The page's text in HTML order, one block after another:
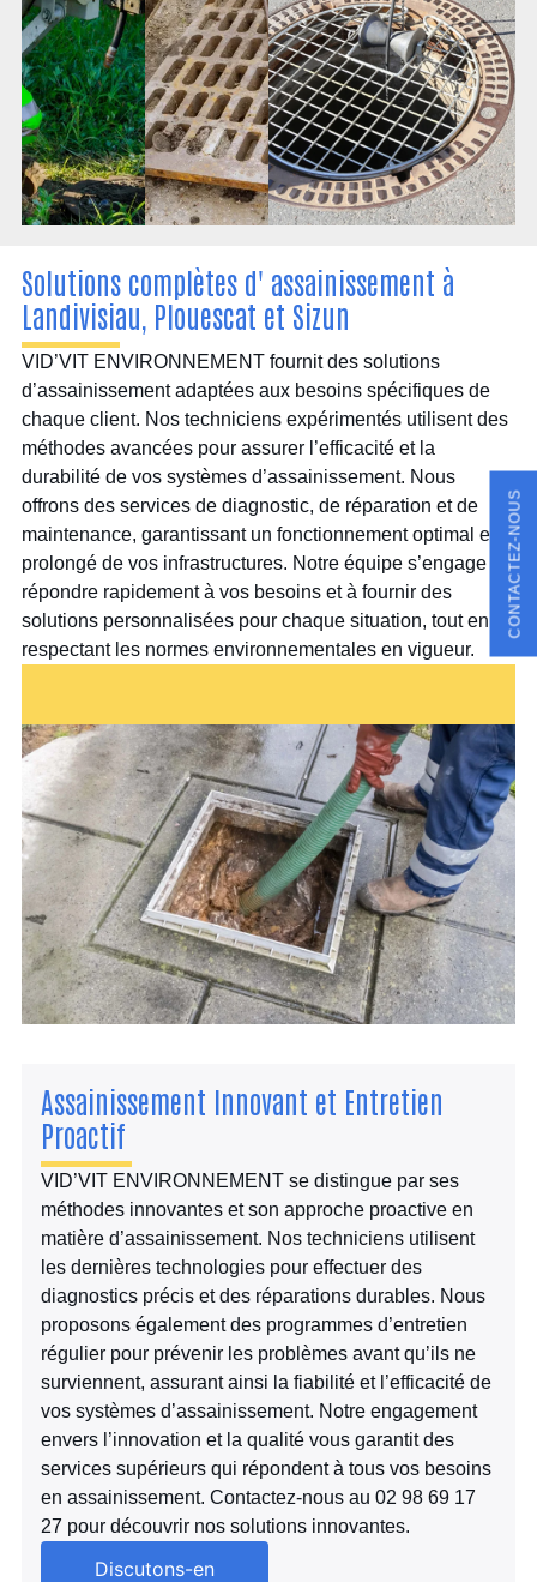
CONTACTEZ-NOUS
Solutions complètes d' assainissement à
Landivisiau, Plouescat et Sizun
VID’VIT ENVIRONNEMENT fournit des solutions
d’assainissement adaptées aux besoins spécifiques de
chaque client. Nos techniciens expérimentés utilisent des
méthodes avancées pour assurer l’efficacité et la
durabilité de vos systèmes d’assainissement. Nous
offrons des services de diagnostic, de réparation et de
maintenance, garantissant un fonctionnement optimal et
prolongé de vos infrastructures. Notre équipe s’engage à
répondre rapidement à vos besoins et à fournir des
solutions personnalisées pour chaque situation, tout en
respectant les normes environnementales en vigueur.
Assainissement Innovant et Entretien
Proactif
VID’VIT ENVIRONNEMENT se distingue par ses
méthodes innovantes et son approche proactive en
matière d’assainissement. Nos techniciens utilisent
les dernières technologies pour effectuer des
diagnostics précis et des réparations durables. Nous
proposons également des programmes d’entretien
régulier pour prévenir les problèmes avant qu’ils ne
surviennent, assurant ainsi la fiabilité et l’efficacité de
vos systèmes d’assainissement. Notre engagement
envers l’innovation et la qualité vous garantit des
services supérieurs qui répondent à tous vos besoins
en assainissement. Contactez-nous au 02 98 69 17
27 pour découvrir nos solutions innovantes.
Discutons-en